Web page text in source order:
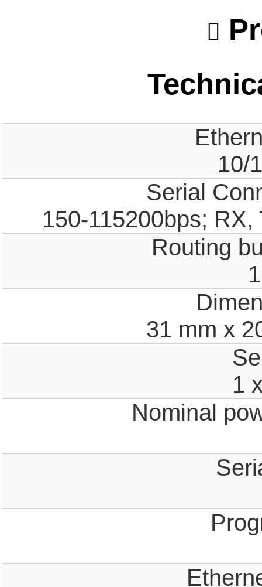
10/
Serial
150-115200bps;
Routing
31 mm x
1
Nominal